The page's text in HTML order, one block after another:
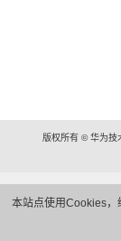
本站点使用Cookies，
版权所有 © 华为技